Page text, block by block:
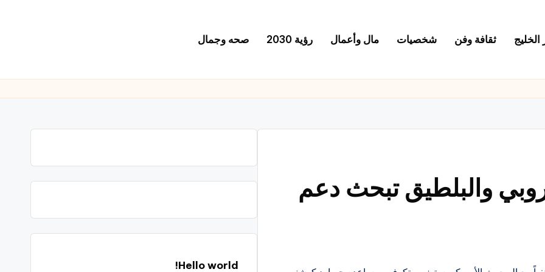
الخليج ثقافة وفن شخصيات مال وأعمال رؤية 2030 صحه وجمال
والبلطيق تبحث دعم
Hello world!